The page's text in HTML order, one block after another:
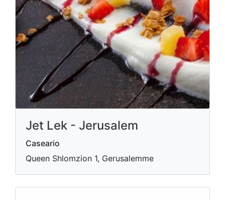
Jet Lek - Jerusalem
Caseario
Queen Shlomzion 1, Gerusalemme